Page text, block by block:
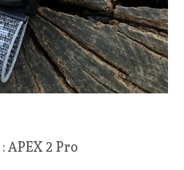
: APEX 2 Pro